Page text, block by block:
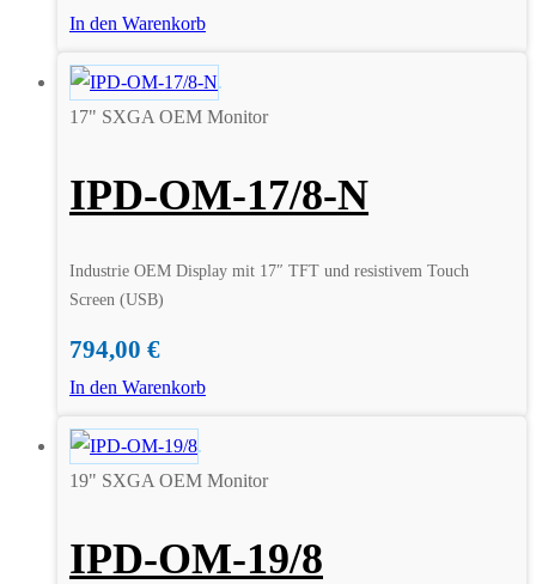
In den Warenkorb
17" SXGA OEM Monitor
IPD-OM-17/8-N
Industrie OEM Display mit 17″ TFT und resistivem Touch
Screen (USB)
794,00 €
In den Warenkorb
19" SXGA OEM Monitor
IPD-OM-19/8